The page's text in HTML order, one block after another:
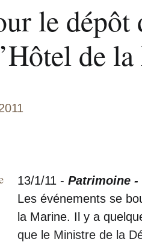
le dépôt
de
13/1/11 - Patrimoine -
Les événements se
la Marine. Il y a
que le Ministre de la